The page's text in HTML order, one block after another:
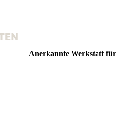
Anerkannte Werkstatt für